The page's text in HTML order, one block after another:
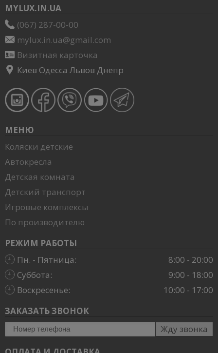
MYLUX.IN.UA
(067) 287-00-00
mylux.in.ua@gmail.com
Визитная карточка
Киев Одесса Львов Днепр
МЕНЮ
Коляски детские
Автокресла
Детская комната
Детский транспорт
Игровые комплексы
По производителю
РЕЖИМ РАБОТЫ
Пн. - Пятница:
8:00 - 20:00
Суббота:
9:00 - 18:00
Воскресенье:
10:00 - 17:00
ЗАКАЗАТЬ ЗВОНОК
Жду звонка